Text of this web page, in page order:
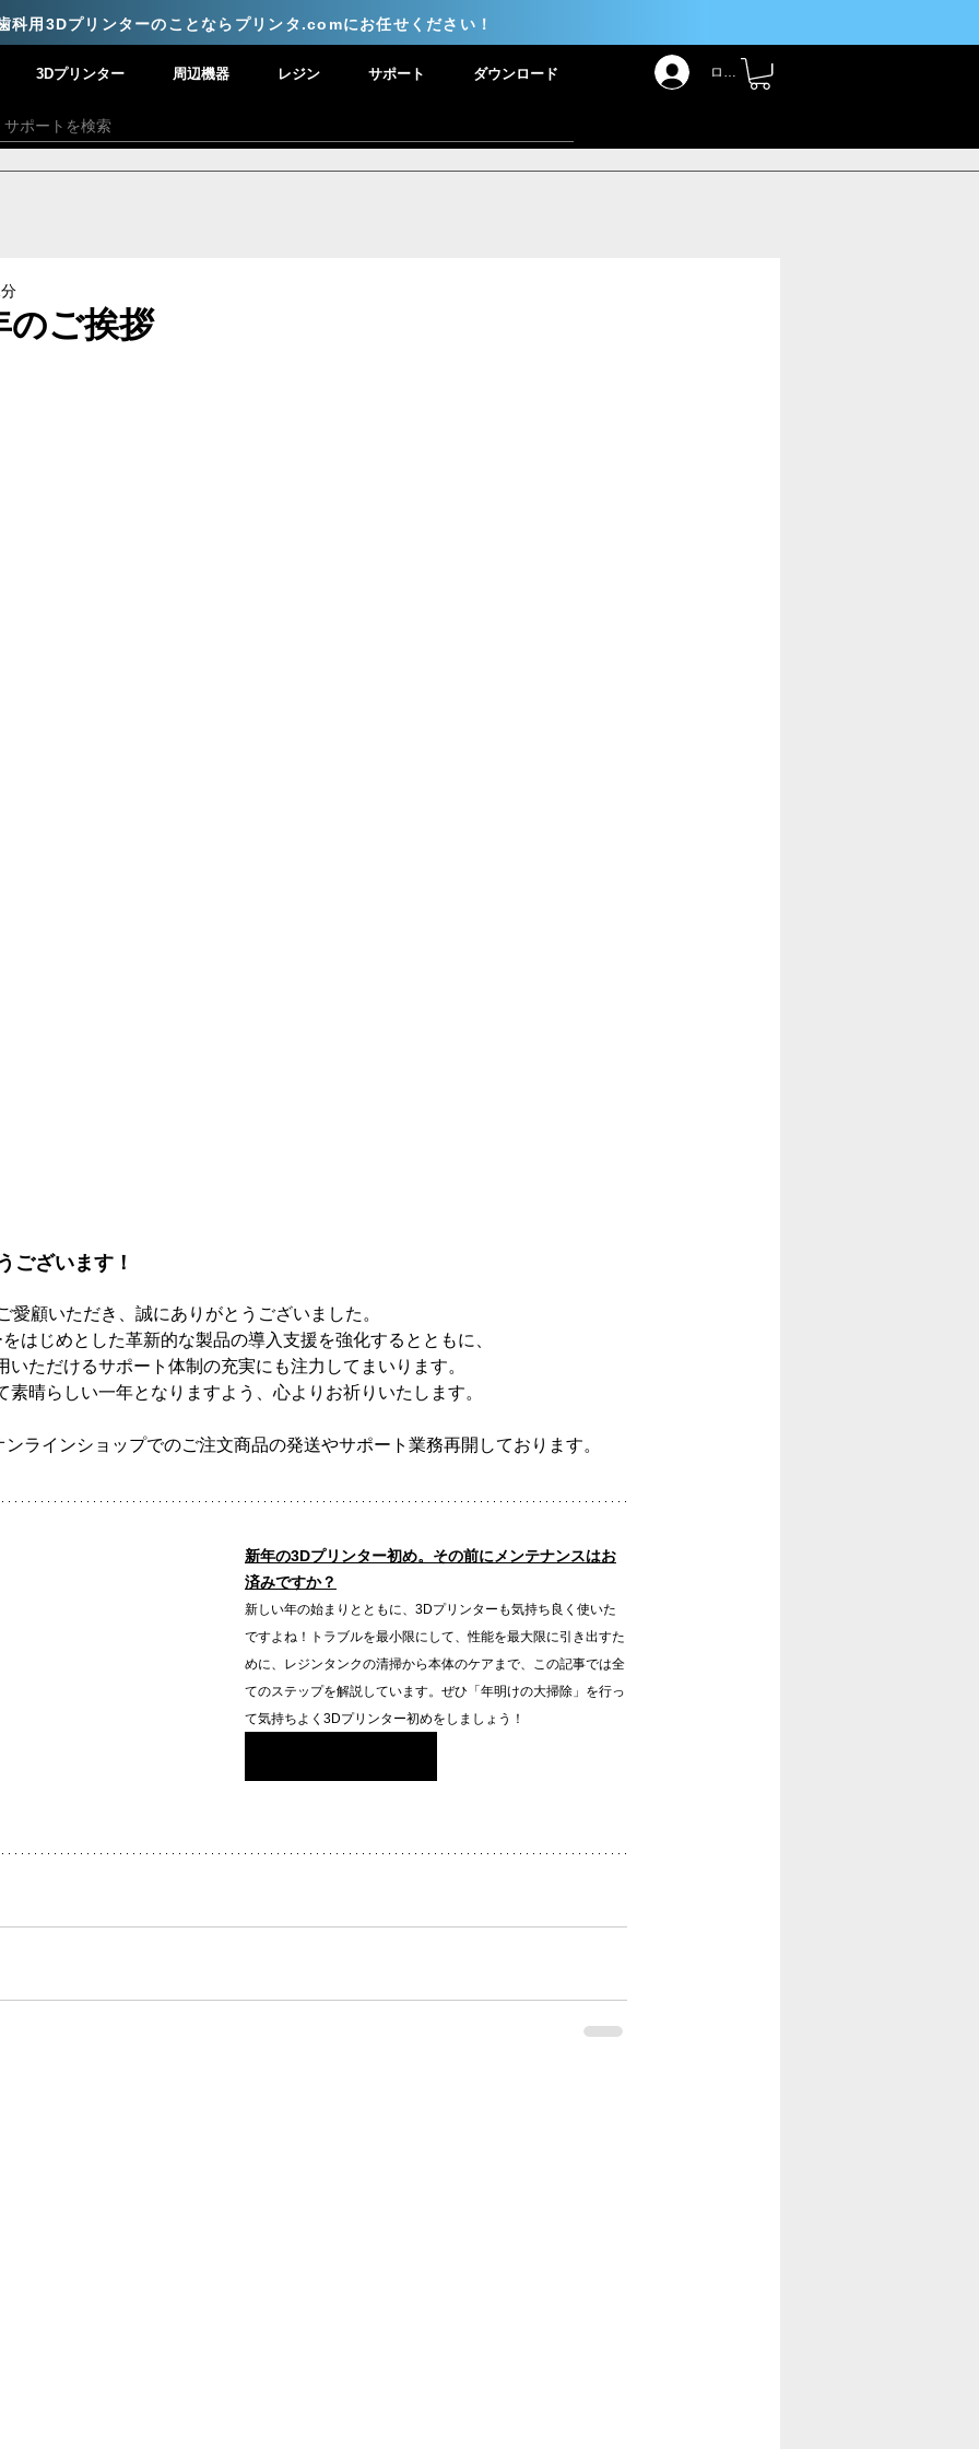
科用3Dプリンターのことならプリンタ.comにお任せください！
3Dプリンター 周辺機器 レジン サポート ダウンロード ログイン
のご挨拶
ございます ！
愛顧いただき、誠にありがとうございました。
はじめとした革新的な製品の導入支援を強化するとともに、
いただけるサポート体制の充実にも注力してまいります。
素晴らしい一年となりますよう、心よりお祈りいたします。
ラインショップでのご注文商品の発送やサポート業務再開しております。
新年の3Dプリンター初め。その前にメンテナンスはお
済みですか？
新しい年の始まりとともに、3Dプリンターも気持ち良く使いた
ですよね！トラブルを最小限にして、性能を最大限に引き出すた
めに、レジンタンクの清掃から本体のケアまで、この記事では全
てのステップを解説しています。ぜひ「年明けの大掃除」を行っ
て気持ちよく3Dプリンター初めをしましょう！